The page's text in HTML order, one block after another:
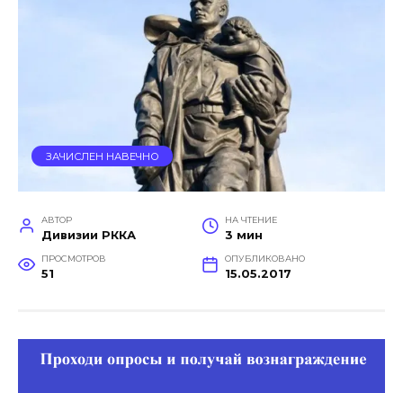
ЗАЧИСЛЕН НАВЕЧНО
АВТОР
Дивизии РККА
НА ЧТЕНИЕ
3 мин
ПРОСМОТРОВ
51
ОПУБЛИКОВАНО
15.05.2017